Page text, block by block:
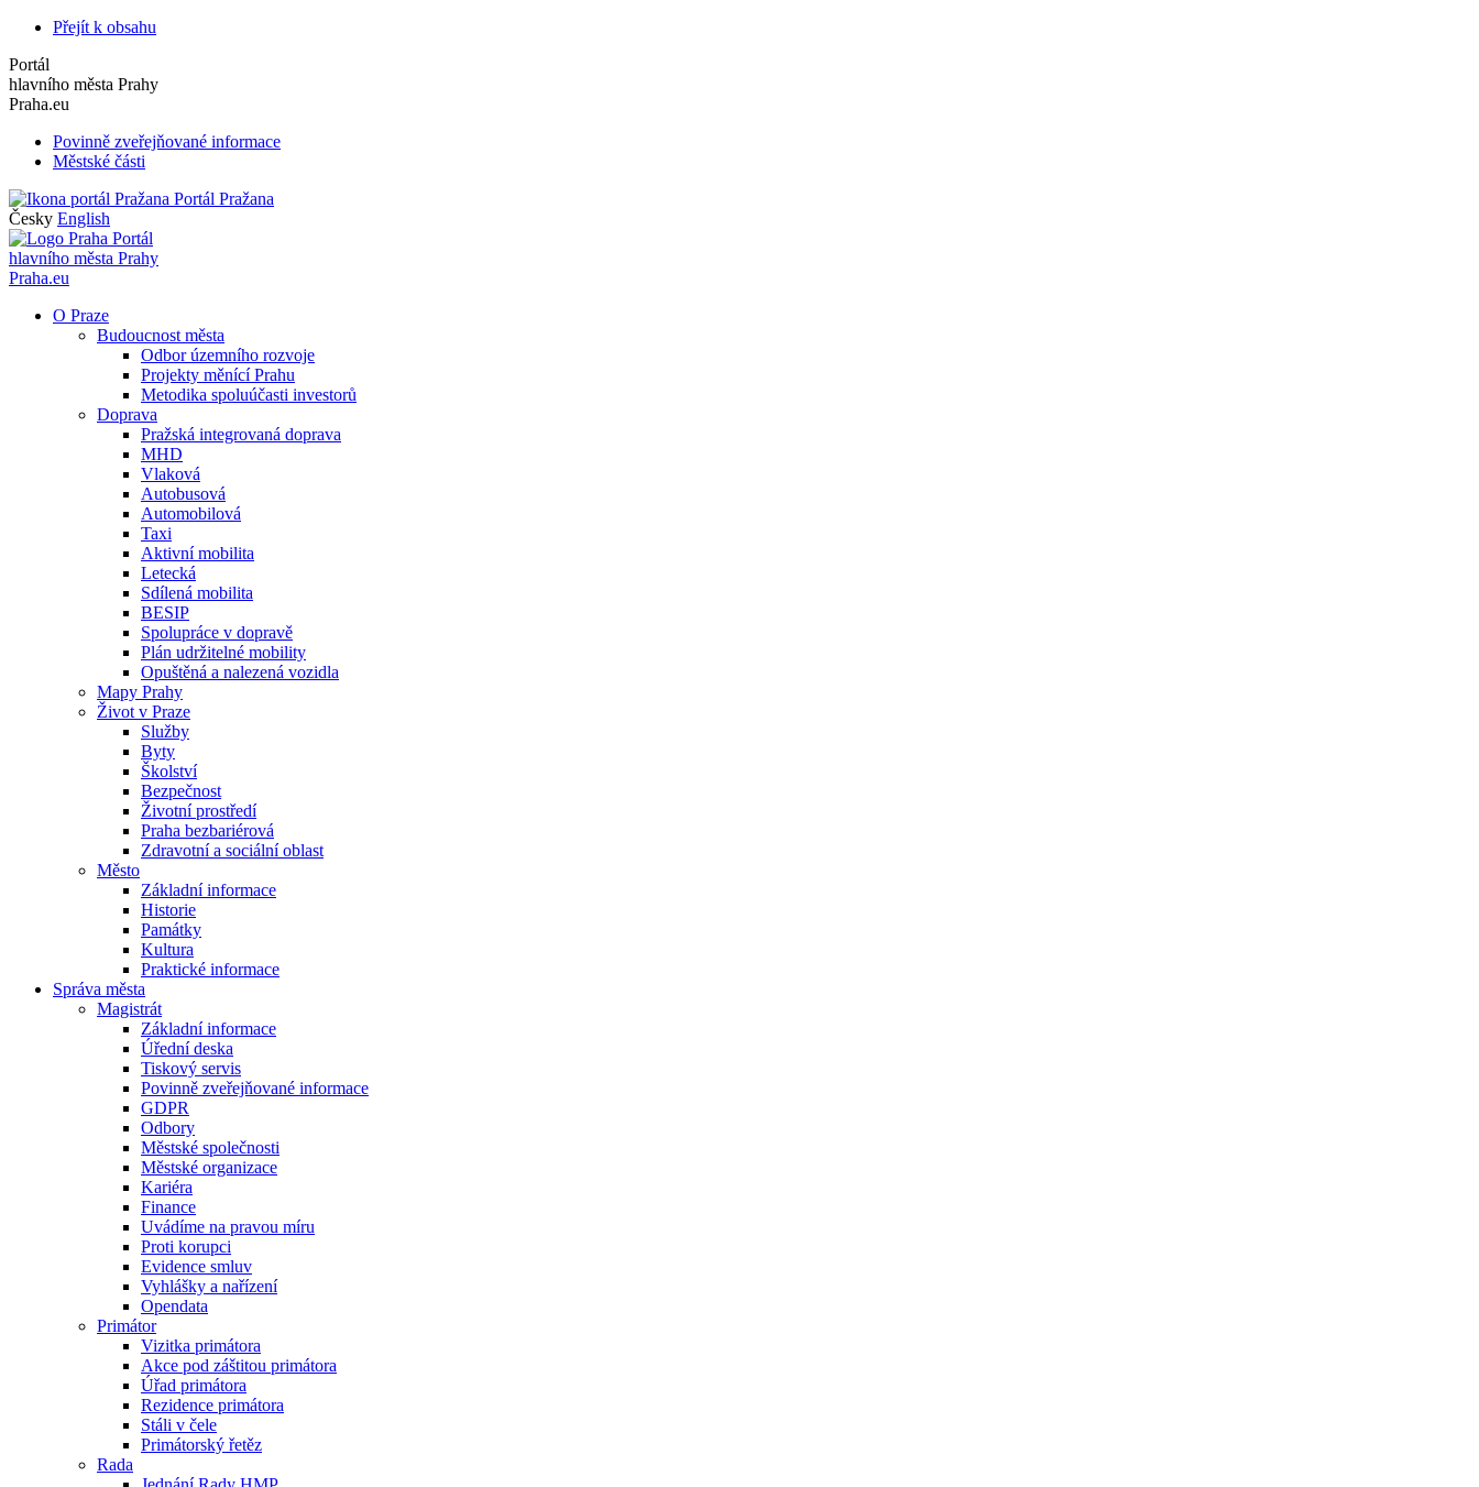
Přejít k obsahu
Portál
hlavního města Prahy
Praha.eu
Povinně zveřejňované informace
Městské části
Portál Pražana
Česky English
Portál
hlavního města Prahy
Praha.eu
O Praze
Budoucnost města
Odbor územního rozvoje
Projekty měnící Prahu
Metodika spoluúčasti investorů
Doprava
Pražská integrovaná doprava
MHD
Vlaková
Autobusová
Automobilová
Taxi
Aktivní mobilita
Letecká
Sdílená mobilita
BESIP
Spolupráce v dopravě
Plán udržitelné mobility
Opuštěná a nalezená vozidla
Mapy Prahy
Život v Praze
Služby
Byty
Školství
Bezpečnost
Životní prostředí
Praha bezbariérová
Zdravotní a sociální oblast
Město
Základní informace
Historie
Památky
Kultura
Praktické informace
Správa města
Magistrát
Základní informace
Úřední deska
Tiskový servis
Povinně zveřejňované informace
GDPR
Odbory
Městské společnosti
Městské organizace
Kariéra
Finance
Uvádíme na pravou míru
Proti korupci
Evidence smluv
Vyhlášky a nařízení
Opendata
Primátor
Vizitka primátora
Akce pod záštitou primátora
Úřad primátora
Rezidence primátora
Stáli v čele
Primátorský řetěz
Rada